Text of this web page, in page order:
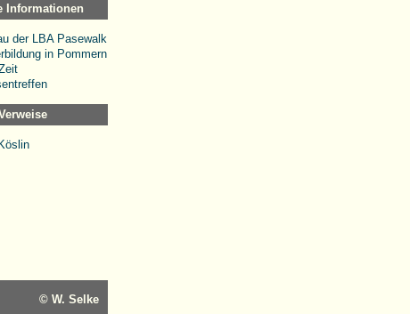
Informationen
der LBA Pasewalk
in Pommern
© W. Selke